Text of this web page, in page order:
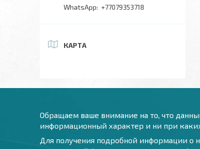
+77079353718
КАРТА
Обращаем ваше внимание на то, что
информационный характер и ни при
Для получения подробной информации о